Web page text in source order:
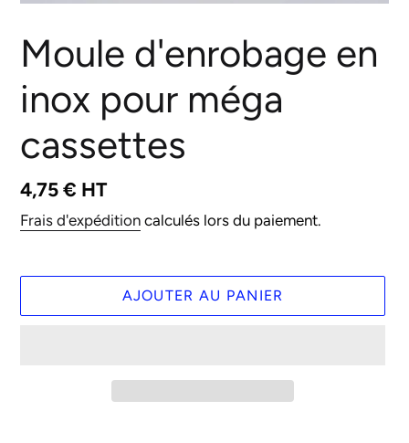
Moule d'enrobage en
inox pour méga
cassettes
Prix
normal
4,75 € HT
Frais d'expédition calculés lors du paiement.
AJOUTER AU PANIER